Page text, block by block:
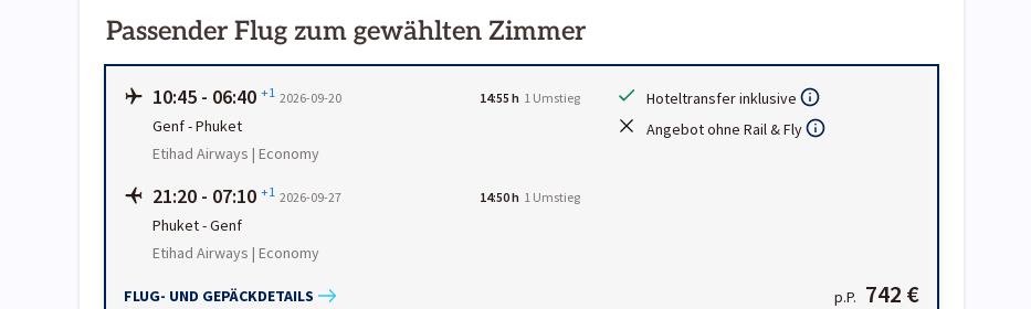
Passender Flug zum gewählten Zimmer
10:45 - 06:40 +1 2026-09-20 14:55 h 1 Umstieg
Genf-Phuket
Etihad Airways | Economy
21:20 - 07:10 +1 2026-09-27 14:50 h 1 Umstieg
Phuket-Genf
Etihad Airways | Economy
FLUG- UND GEPÄCKDETAILS
Hoteltransfer inklusive
Angebot ohne Rail & Fly
p.P. 742 €